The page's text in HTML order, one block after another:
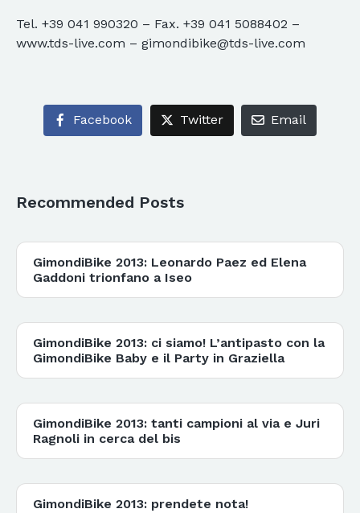
Tel. +39 041 990320 – Fax. +39 041 5088402 –
www.tds-live.com – gimondibike@tds-live.com
Facebook Twitter Email
Recommended Posts
GimondiBike 2013: Leonardo Paez ed Elena
Gaddoni trionfano a Iseo
GimondiBike 2013: ci siamo! L’antipasto con la
GimondiBike Baby e il Party in Graziella
GimondiBike 2013: tanti campioni al via e Juri
Ragnoli in cerca del bis
GimondiBike 2013: prendete nota!